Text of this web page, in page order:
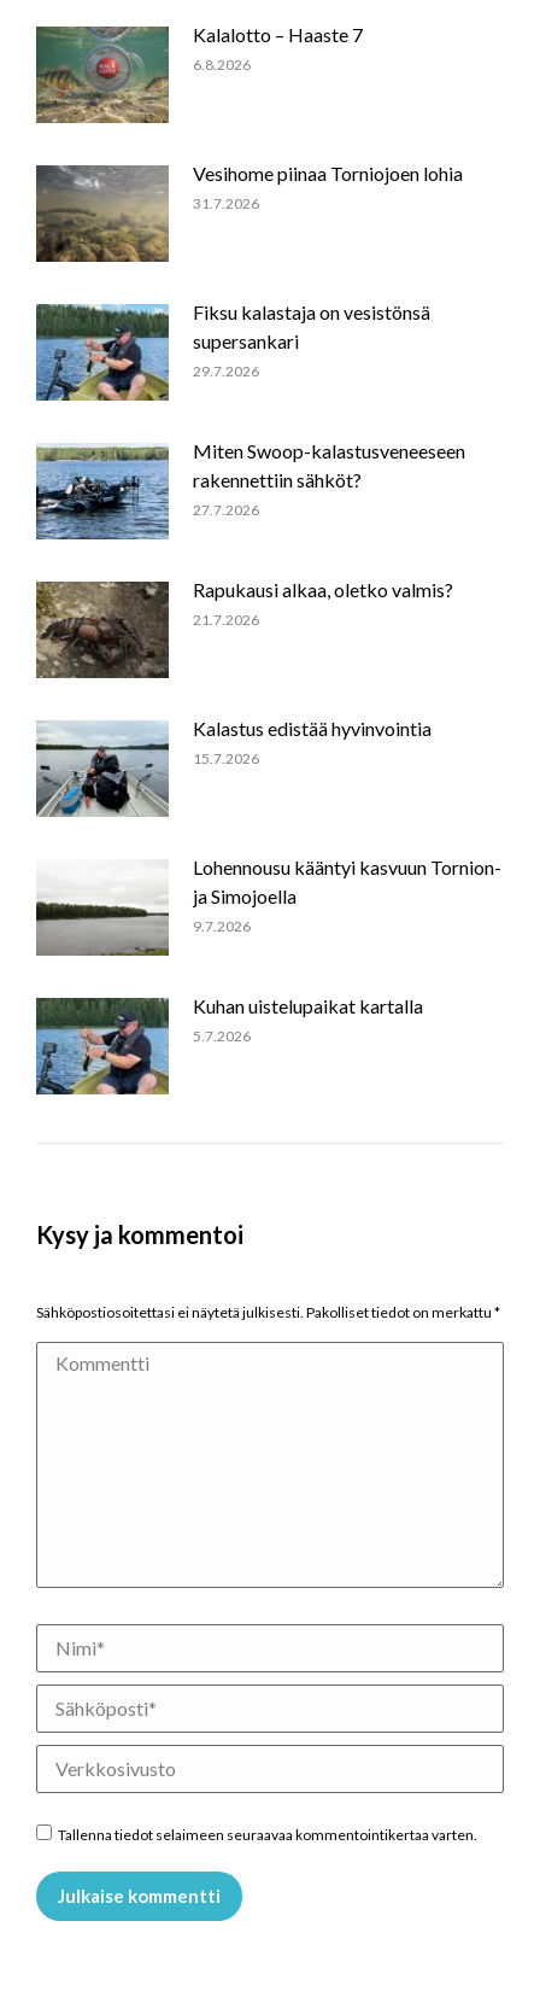
Kalalotto – Haaste 7
6.8.2026
Vesihome piinaa Torniojoen lohia
31.7.2026
Fiksu kalastaja on vesistönsä
supersankari
29.7.2026
Miten Swoop-kalastusveneeseen
rakennettiin sähköt?
27.7.2026
Rapukausi alkaa, oletko valmis?
21.7.2026
Kalastus edistää hyvinvointia
15.7.2026
Lohennousu kääntyi kasvuun Tornion-
ja Simojoella
9.7.2026
Kuhan uistelupaikat kartalla
5.7.2026
Kysy ja kommentoi
Sähköpostiosoitettasi ei näytetä julkisesti. Pakolliset tiedot on merkattu *
Kommentti
Nimi *
Sähköposti *
Verkkosivusto
Tallenna tiedot selaimeen seuraavaa kommentointikertaa varten.
Julkaise kommentti